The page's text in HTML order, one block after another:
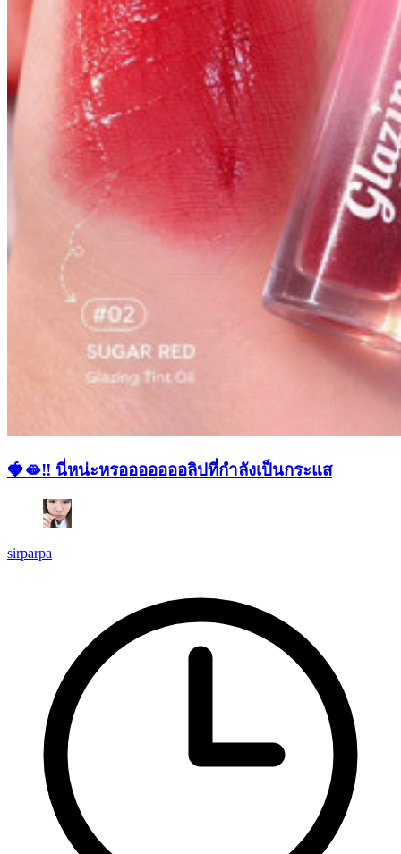
🍓🫦‼ นี่หน่ะหรอออออออลิปที่กำลังเป็นกระแส
sirparpa